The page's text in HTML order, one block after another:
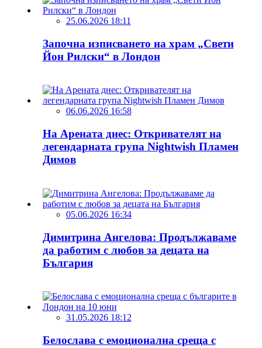
25.06.2026 18:11
Започна изписването на храм „Свети
Йон Рилски“ в Лондон
06.06.2026 16:58
На Арената днес: Откривателят на
легендарната група Nightwish Пламен
Димов
05.06.2026 16:34
Димитрина Ангелова: Продължаваме
да работим с любов за децата на
България
31.05.2026 18:12
Белослава с емоционална среща с